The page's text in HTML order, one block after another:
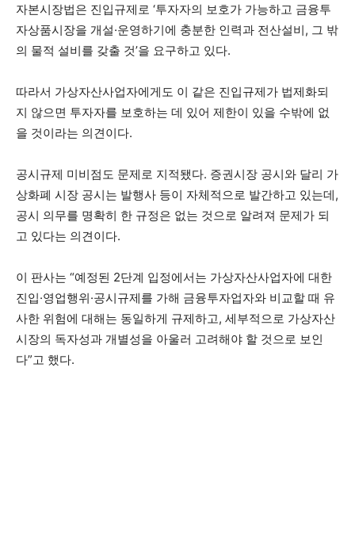
자본시장법은 진입규제로 ‘투자자의 보호가 가능하고 금융투
자상품시장을 개설·운영하기에 충분한 인력과 전산설비, 그 밖
의 물적 설비를 갖출 것’을 요구하고 있다.
따라서 가상자산사업자에게도 이 같은 진입규제가 법제화되
지 않으면 투자자를 보호하는 데 있어 제한이 있을 수밖에 없
을 것이라는 의견이다.
공시규제 미비점도 문제로 지적됐다. 증권시장 공시와 달리 가
상화폐 시장 공시는 발행사 등이 자체적으로 발간하고 있는데,
공시 의무를 명확히 한 규정은 없는 것으로 알려져 문제가 되
고 있다는 의견이다.
이 판사는 “예정된 2단계 입정에서는 가상자산사업자에 대한
진입·영업행위·공시규제를 가해 금융투자업자와 비교할 때 유
사한 위험에 대해는 동일하게 규제하고, 세부적으로 가상자산
시장의 독자성과 개별성을 아울러 고려해야 할 것으로 보인
다”고 했다.